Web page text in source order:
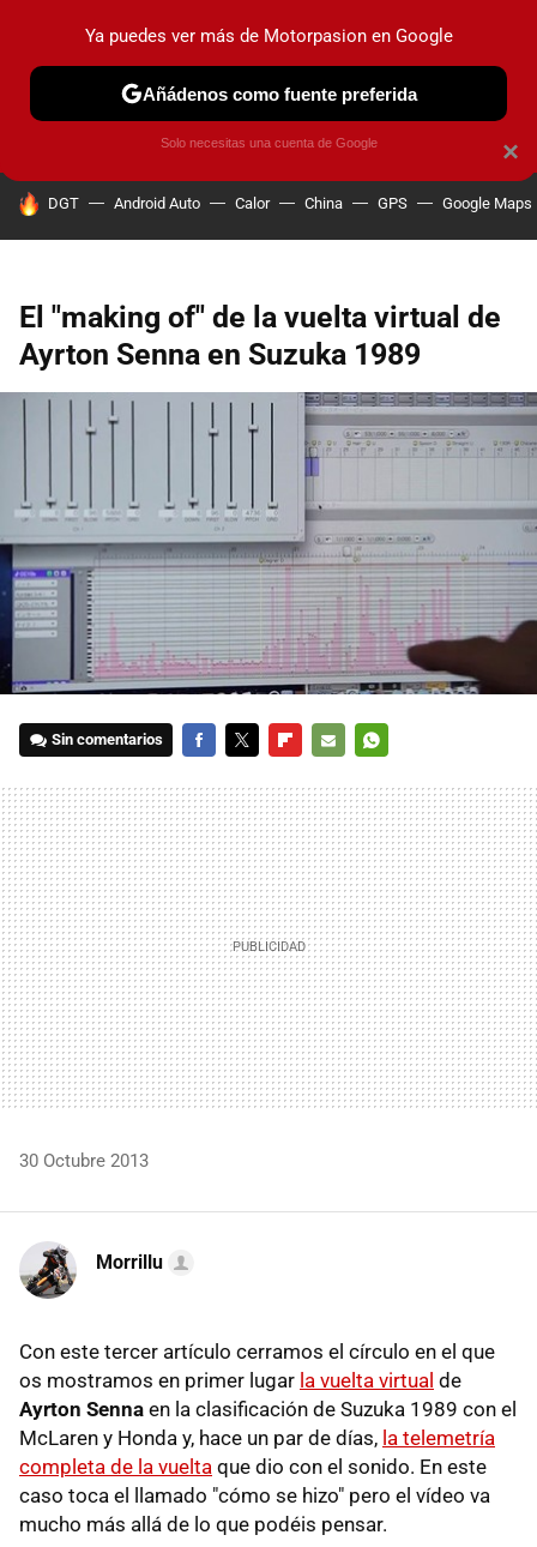
PRUEBAS COCHES ELÉCTRICOS OBSERVATORIO
HOY SE HABLA DE
DGT Android Auto Calor China GPS Google Maps
El "making of" de la vuelta virtual de
Ayrton Senna en Suzuka 1989
Sin comentarios
MAIL
30 Octubre 2013
Morrillu
Con este tercer artículo cerramos el círculo en el que
os mostramos en primer lugar la vuelta virtual de
Ayrton Senna en la clasificación de Suzuka 1989 con el
McLaren y Honda y, hace un par de días, la telemetría
completa de la vuelta que dio con el sonido. En este
caso toca el llamado "cómo se hizo" pero el vídeo va
mucho más allá de lo que podéis pensar.
×
Ya puedes ver más de Motorpasion en Google
Añádenos como fuente preferida
Solo necesitas una cuenta de Google